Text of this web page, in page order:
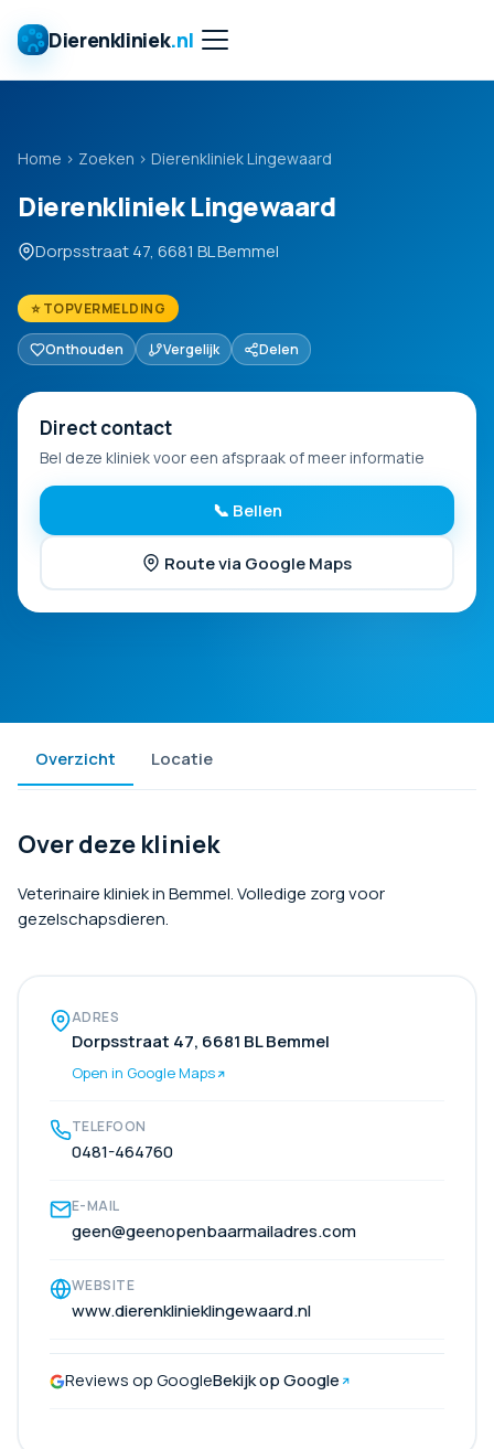
Dierenkliniek.nl
Home › Zoeken › Dierenkliniek Lingewaard
Dierenkliniek Lingewaard
Dorpsstraat 47, 6681 BL Bemmel
⭐ TOPVERMELDING
Onthouden Vergelijk Delen
Direct contact
Bel deze kliniek voor een afspraak of meer informatie
📞 Bellen
Route via Google Maps
Overzicht Locatie
Over deze kliniek
Veterinaire kliniek in Bemmel. Volledige zorg voor
gezelschapsdieren.
ADRES
Dorpsstraat 47, 6681 BL Bemmel
Open in Google Maps
TELEFOON
0481-464760
E-MAIL
geen@geenopenbaarmailadres.com
WEBSITE
www.dierenklinieklingewaard.nl
Reviews op GoogleBekijk op Google